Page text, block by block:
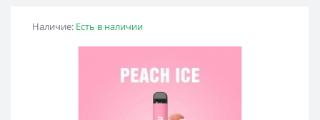
Наличие: Есть в наличии